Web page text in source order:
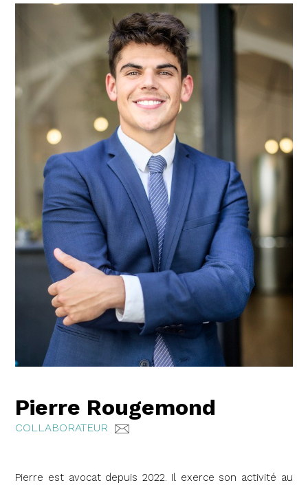
Pierre Rougemond
COLLABORATEUR
Pierre est avocat depuis 2022. Il exerce son activité au